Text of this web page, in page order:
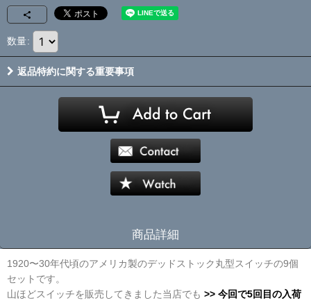
数量:
返品特約に関する重要事項
商品詳細
1920〜30年代頃のアメリカ製のデッドストック丸型スイッチの9個
セットです。
山ほどスイッチを販売してきました当店でも >> 今回で5回目の入荷